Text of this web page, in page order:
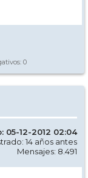
0
05-12-2012 02:04
14 años antes
Mensajes: 8.491